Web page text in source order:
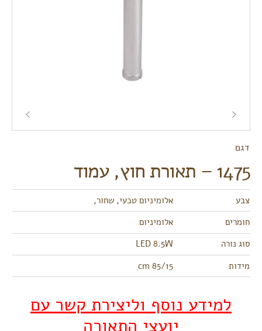
דגם
1475 – תאורת חוץ, עמוד
צבע
אלומיניום טבעי, שחור,
חומרים
אלומיניום
סוג נורה
LED 8.5W
מידות
85/15 cm
למידע נוסף וליצירת קשר עם
יועצי התאורה